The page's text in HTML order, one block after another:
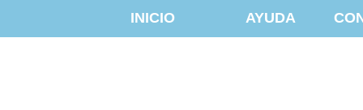
INICIO AYUDA